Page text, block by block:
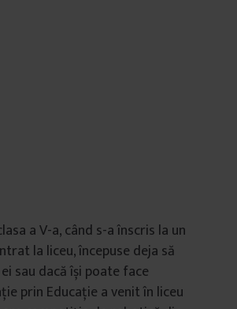
a V-a, când s-a înscris la un
la liceu, începuse deja să
sau dacă își poate face
prin Educație a venit în liceu